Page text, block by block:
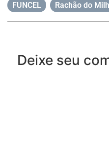
FUNCEL Rachão do
Deixe seu